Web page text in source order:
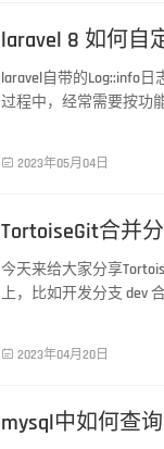
laravel 8 如何自
laravel自带的Log::info
过程中，经常需要按功
 2023年05月04日
TortoiseGit合并
今天来给大家分享
上，比如开发分支 dev
 2023年04月20日
mysql中如何查